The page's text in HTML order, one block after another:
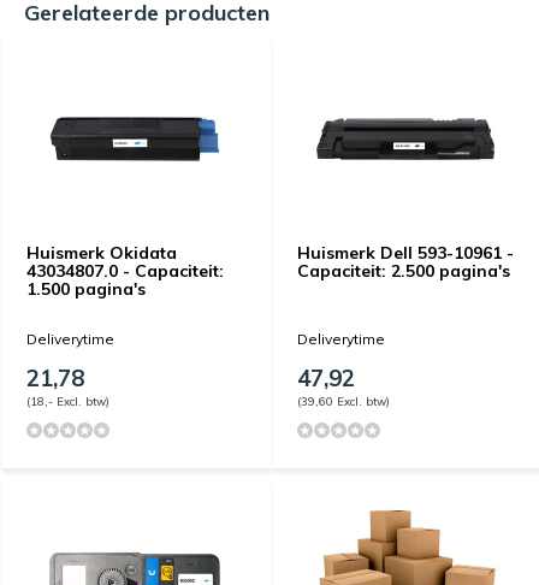
Gerelateerde producten
Huismerk Okidata
43034807.0 - Capaciteit:
1.500 pagina's
Deliverytime
21,78
(18,- Excl. btw)
Huismerk Dell 593-10961 -
Capaciteit: 2.500 pagina's
Deliverytime
47,92
(39,60 Excl. btw)